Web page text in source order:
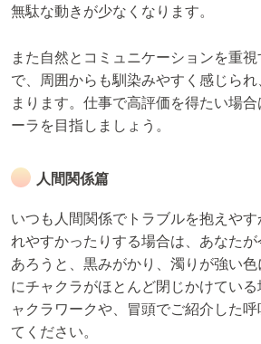
無駄な動きが少なくなります。
また自然とコミュニケーションを重
で、周囲からも馴染みやすく感じら
まります。仕事で高評価を得たい場
ーラを目指しましょう。
人間関係篇
いつも人間関係でトラブルを抱えや
れやすかったりする場合は、あなた
あろうと、黒みがかり、濁りが強い
にチャクラがほとんど閉じかけてい
ャクラワークや、冒頭でご紹介した
てください。